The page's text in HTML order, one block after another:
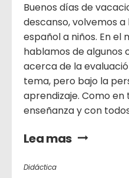
Buenos días de
descanso, volvemos
español a niños. En el
hablamos de algunos
acerca de la
tema, pero bajo la
aprendizaje. Como en
enseñanza y con
Lea mas
Didáctica